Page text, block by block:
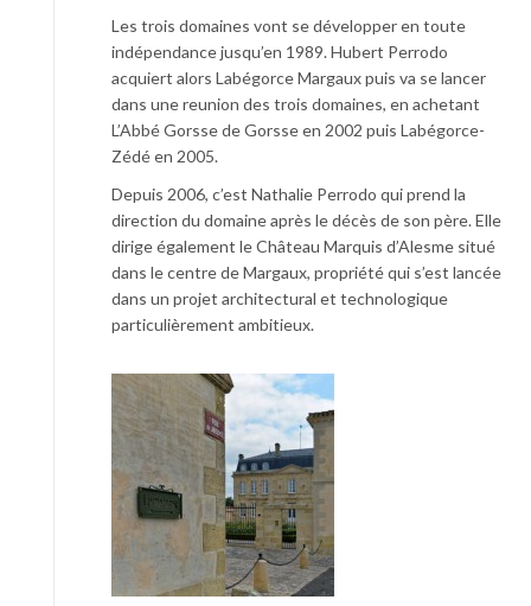
Les trois domaines vont se développer en toute
indépendance jusqu’en 1989. Hubert Perrodo
acquiert alors Labégorce Margaux puis va se lancer
dans une reunion des trois domaines, en achetant
L’Abbé Gorsse de Gorsse en 2002 puis Labégorce-
Zédé en 2005.
Depuis 2006, c’est Nathalie Perrodo qui prend la
direction du domaine après le décès de son père. Elle
dirige également le Château Marquis d’Alesme situé
dans le centre de Margaux, propriété qui s’est lancée
dans un projet architectural et technologique
particulièrement ambitieux.